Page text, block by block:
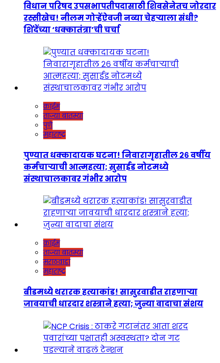
विधान परिषद उपसभापतीपदासाठी शिवसेनेतच जोरदार
रस्सीखेच! नीलम गोऱ्हेंऐवजी नव्या चेहऱ्याला संधी?
शिंदेंच्या ‘धक्कातंत्रा’ची चर्चा
क्राईम
ताज्या बातम्या
पुणे
महाराष्ट्र
पुण्यात धक्कादायक घटना! निवारागृहातील २६ वर्षीय
कर्मचाऱ्याची आत्महत्या; सुसाईड नोटमध्ये
संस्थाचालकावर गंभीर आरोप
क्राईम
ताज्या बातम्या
मराठवाडा
महाराष्ट्र
बीडमध्ये थरारक हत्याकांड! सासुरवाडीत राहणाऱ्या
जावयाची धारदार शस्त्राने हत्या; जुन्या वादाचा संशय